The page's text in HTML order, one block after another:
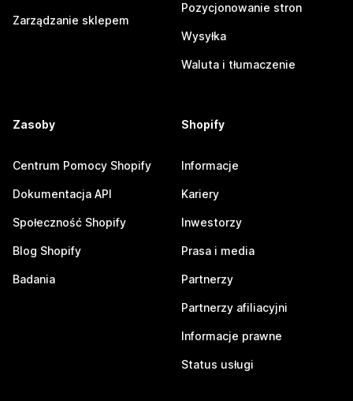
Zarządzanie sklepem
Pozycjonowanie stron
Wysyłka
Waluta i tłumaczenie
Zasoby
Centrum Pomocy Shopify
Dokumentacja API
Społeczność Shopify
Blog Shopify
Badania
Shopify
Informacje
Kariery
Inwestorzy
Prasa i media
Partnerzy
Partnerzy afiliacyjni
Informacje prawne
Status usługi